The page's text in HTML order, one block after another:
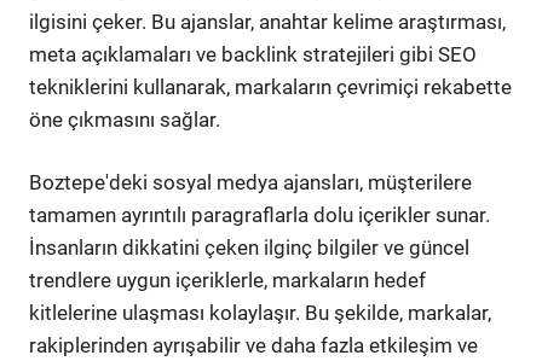
ilgisini çeker. Bu ajanslar, anahtar kelime araştırması,
meta açıklamaları ve backlink stratejileri gibi SEO
tekniklerini kullanarak, markaların çevrimiçi rekabette
öne çıkmasını sağlar.
Boztepe'deki sosyal medya ajansları, müşterilere
tamamen ayrıntılı paragraflarla dolu içerikler sunar.
İnsanların dikkatini çeken ilginç bilgiler ve güncel
trendlere uygun içeriklerle, markaların hedef
kitlelerine ulaşması kolaylaşır. Bu şekilde, markalar,
rakiplerinden ayrışabilir ve daha fazla etkileşim ve